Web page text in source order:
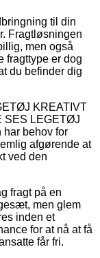
til din
Fragtløsningen
men også
fragttype er dog
du befinder dig
KREATIVT
SES LEGETØJ
har behov for
afgørende at
ved den
fragt på en
men glem
inden et
for at nå at få
får fri.